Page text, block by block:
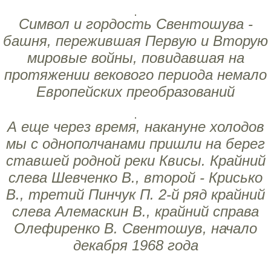
Символ и гордость Свентошува -
башня, пережившая Первую и Вторую
мировые войны, повидавшая на
протяжении векового периода немало
Европейских преобразований
А еще через время, накануне холодов
мы с однополчанами пришли на берег
ставшей родной реки Квисы. Крайний
слева Шевченко В., второй - Крисько
В., третий Пинчук П. 2-й ряд крайний
слева Алемаскин В., крайний справа
Олефиренко В. Свентошув, начало
декабря 1968 года